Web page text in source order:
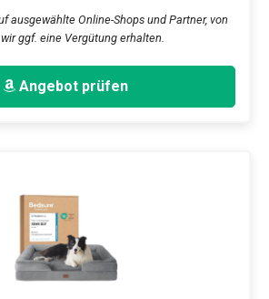
ausgewählte Online-Shops und Partner, von
ggf. eine Vergütung erhalten.
Angebot prüfen